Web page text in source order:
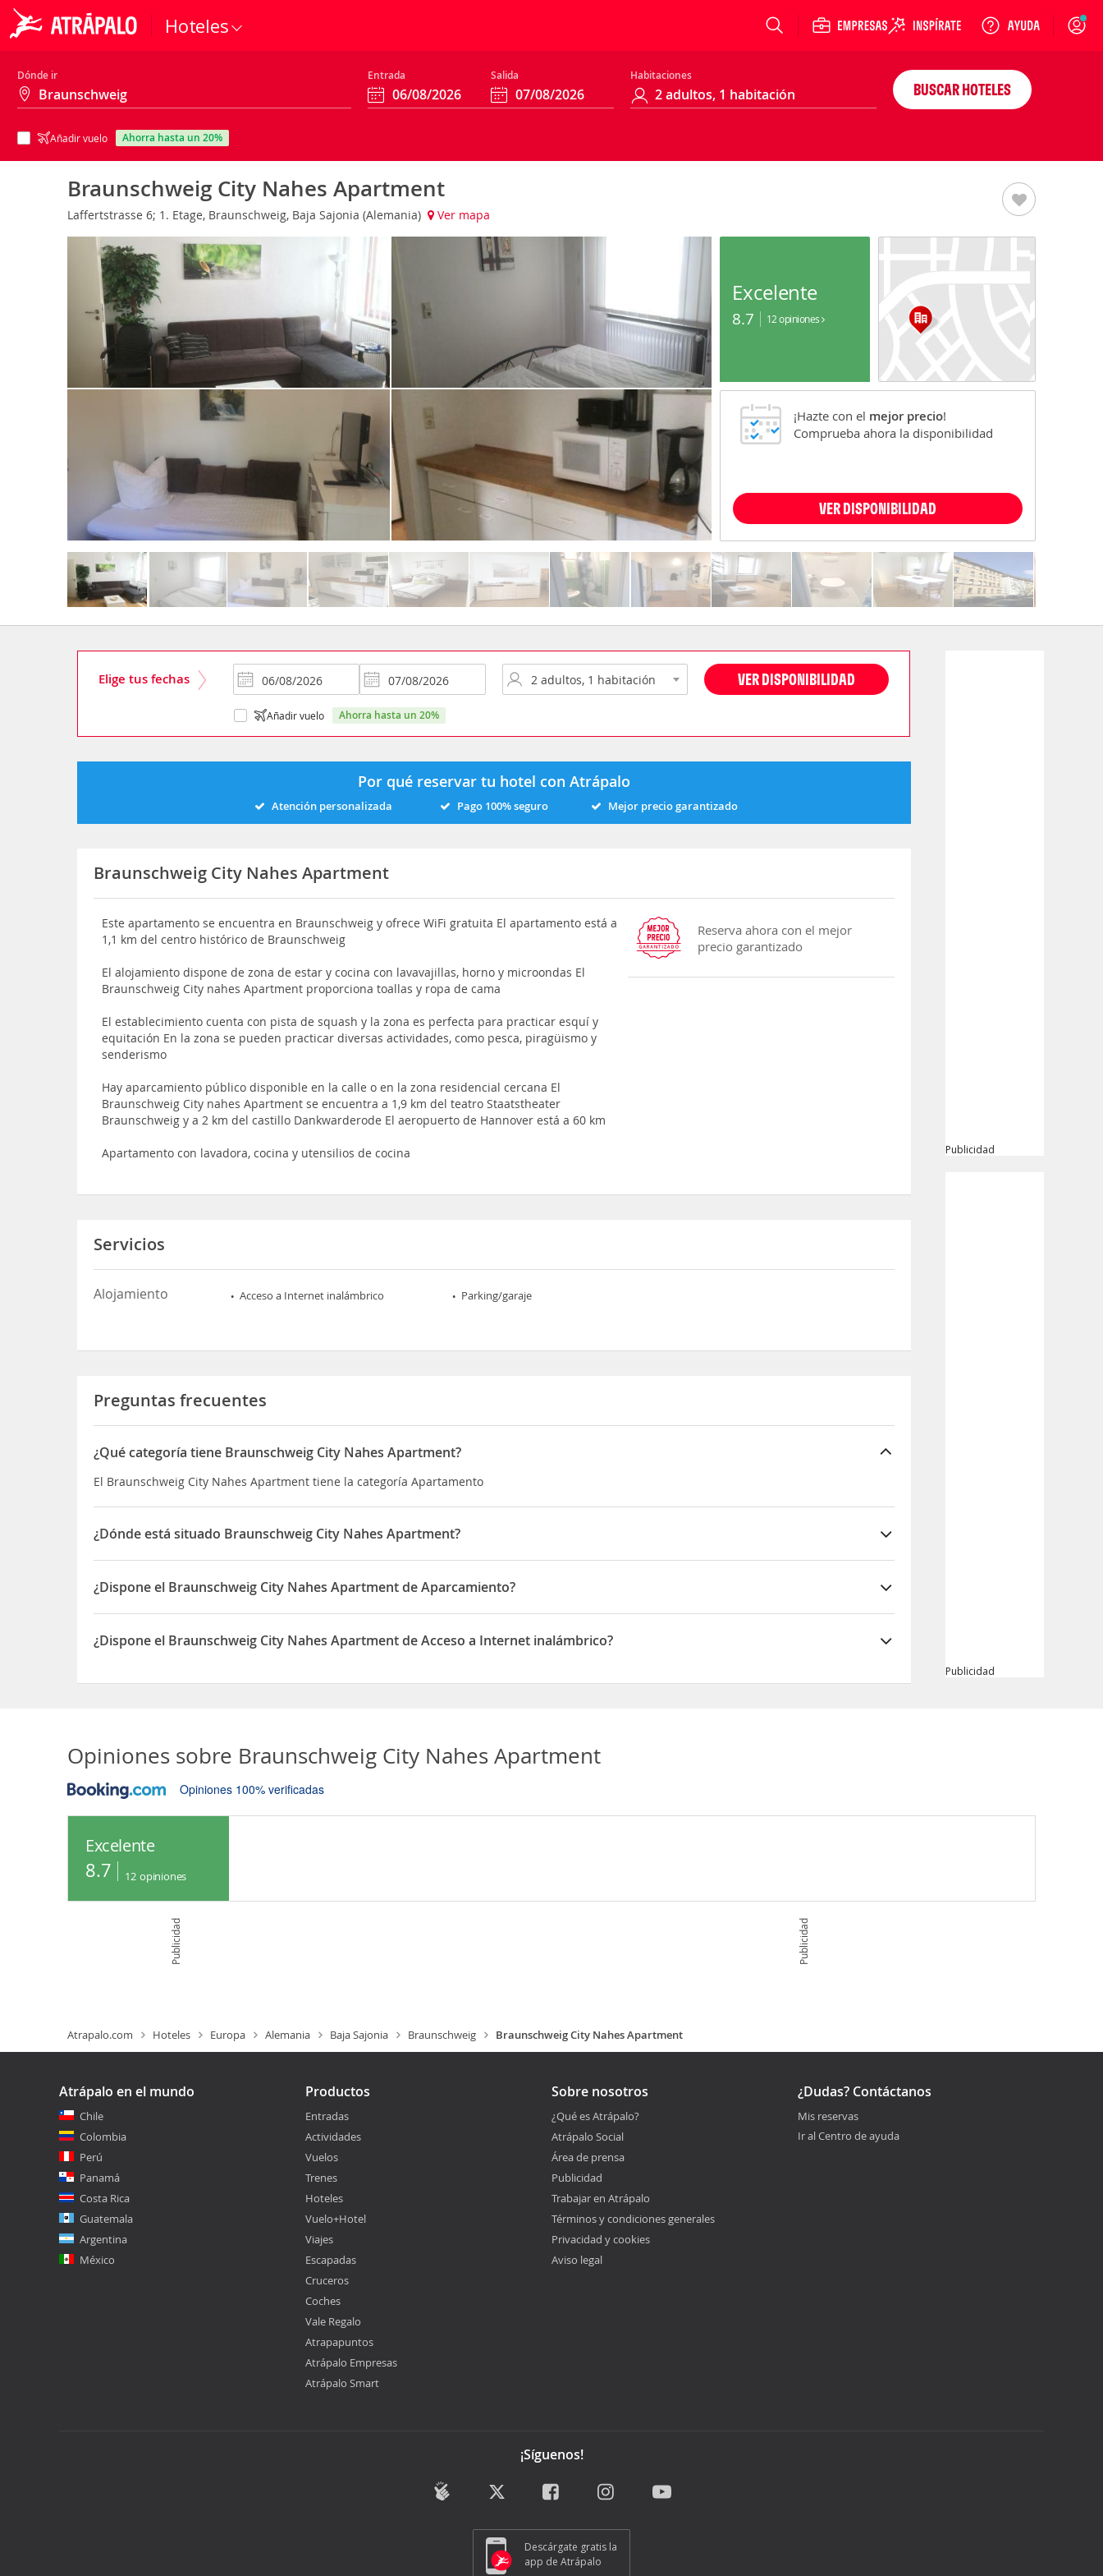
Hoteles Login
Dónde ir Entrada Salida Habitaciones
Añadir vuelo ahorra hasta un 20%
BUSCAR HOTELES
Braunschweig City Nahes Apartment
Laffertstrasse 6; 1. Etage, Braunschweig, Baja Sajonia (Alemania) Ver mapa
Excelente
8.7 12 opiniones
¡Hazte con el mejor precio!
Comprueba ahora la disponibilidad
VER DISPONIBILIDAD
Elige tus fechas VER DISPONIBILIDAD
Añadir vuelo ahorra hasta un 20%
Por qué reservar tu hotel con Atrápalo
Atención personalizada Pago 100% seguro Mejor precio garantizado
Braunschweig City Nahes Apartment
Este apartamento se encuentra en Braunschweig y ofrece WiFi gratuita El apartamento está a
1,1 km del centro histórico de Braunschweig
El alojamiento dispone de zona de estar y cocina con lavavajillas, horno y microondas El
Braunschweig City nahes Apartment proporciona toallas y ropa de cama
El establecimiento cuenta con pista de squash y la zona es perfecta para practicar esquí y
equitación En la zona se pueden practicar diversas actividades, como pesca, piragüismo y
senderismo
Hay aparcamiento público disponible en la calle o en la zona residencial cercana El
Braunschweig City nahes Apartment se encuentra a 1,9 km del teatro Staatstheater
Braunschweig y a 2 km del castillo Dankwarderode El aeropuerto de Hannover está a 60 km
Apartamento con lavadora, cocina y utensilios de cocina
Reserva ahora con el mejor
precio garantizado
Servicios
Alojamiento Acceso a Internet inalámbrico Parking/garaje
Preguntas frecuentes
¿Qué categoría tiene Braunschweig City Nahes Apartment?
El Braunschweig City Nahes Apartment tiene la categoría Apartamento
¿Dónde está situado Braunschweig City Nahes Apartment?
El Braunschweig City Nahes Apartment está situado en Laffertstrasse 6; 1. Etage
¿Dispone el Braunschweig City Nahes Apartment de Aparcamiento?
Sí, el Braunschweig City Nahes Apartment dispone de Aparcamiento
¿Dispone el Braunschweig City Nahes Apartment de Acceso a Internet inalámbrico?
Publicidad
Publicidad
Opiniones sobre Braunschweig City Nahes Apartment
Opiniones 100% verificadas
Excelente
8.7 12 opiniones
Publicidad Publicidad
Atrapalo.com Hoteles Europa Alemania Baja Sajonia Braunschweig Braunschweig City Nahes Apartment
Atrápalo en el mundo
Chile
Colombia
Perú
Panamá
Costa Rica
Guatemala
Argentina
México
Productos
Entradas
Actividades
Vuelos
Trenes
Hoteles
Vuelo+Hotel
Viajes
Escapadas
Cruceros
Coches
Vale Regalo
Atrapapuntos
Atrápalo Empresas
Atrápalo Smart
Sobre nosotros
¿Qué es Atrápalo?
Atrápalo Social
Área de prensa
Publicidad
Trabajar en Atrápalo
Términos y condiciones generales
Privacidad y cookies
Aviso legal
¿Dudas? Contáctanos
Mis reservas
Ir al Centro de ayuda
¡Síguenos!
Descárgate gratis la
app de Atrápalo